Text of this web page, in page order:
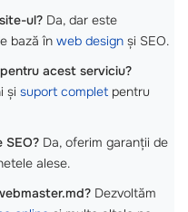
ul? Da, dar este
bază în web design și SEO.
acest serviciu?
și suport complet pentru
SEO? Da, oferim garanții de
alese.
Dezvoltăm